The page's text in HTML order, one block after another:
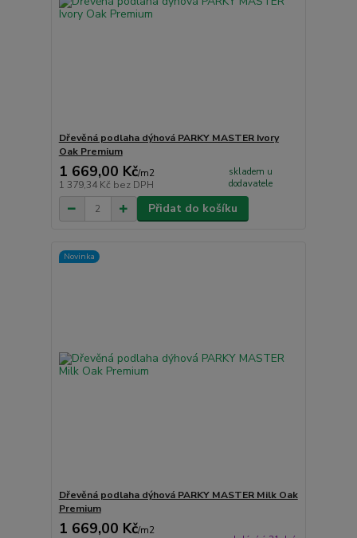
Dřevěná podlaha dýhová PARKY MASTER Ivory
Oak Premium
1 669,00 Kč/m2
1 379,34 Kč bez DPH
skladem u
dodavatele
Přidat do košíku
Novinka
Dřevěná podlaha dýhová PARKY MASTER Milk Oak
Premium
1 669,00 Kč/m2